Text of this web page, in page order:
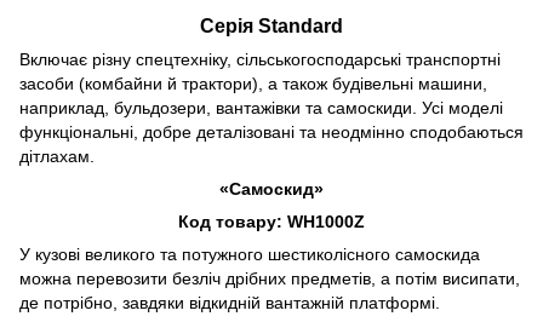
Серія Standard
Включає різну спецтехніку, сільськогосподарські транспортні
засоби (комбайни й трактори), а також будівельні машини,
наприклад, бульдозери, вантажівки та самоскиди. Усі моделі
функціональні, добре деталізовані та неодмінно сподобаються
дітлахам.
«Самоскид»
Код товару: WH1000Z
У кузові великого та потужного шестиколісного самоскида
можна перевозити безліч дрібних предметів, а потім висипати,
де потрібно, завдяки відкидній вантажній платформі.